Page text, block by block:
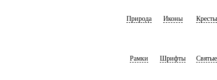
Природа Иконы Кресты
Рамки Шрифты Святые